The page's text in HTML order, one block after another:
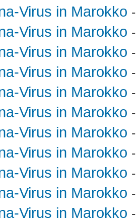
Virus in Marokko
Virus in Marokko
Virus in Marokko
Virus in Marokko
Virus in Marokko
Virus in Marokko
Virus in Marokko
Virus in Marokko
Virus in Marokko
Virus in Marokko
Virus in Marokko